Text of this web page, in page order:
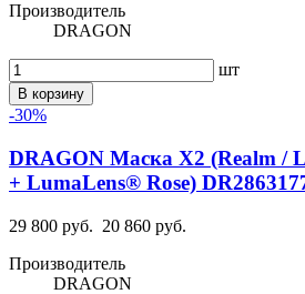
Производитель
DRAGON
шт
В корзину
-30%
DRAGON Маска X2 (Realm /
+ LumaLens® Rose)
29 800 руб. 20 860 руб.
Производитель
DRAGON